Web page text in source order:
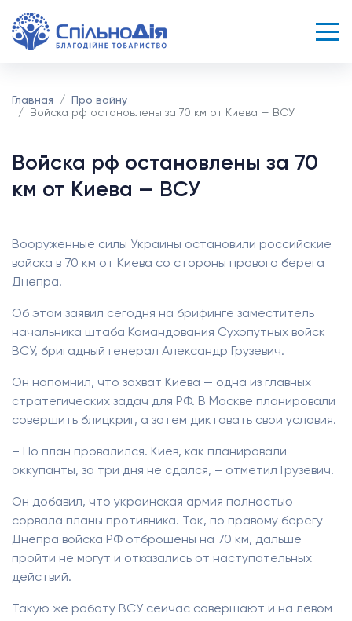
Главная
Про войну
Войска рф остановлены за 70 км от Киева — ВСУ
Войска рф остановлены за 70
км от Киева — ВСУ
Вооруженные силы Украины остановили российские
войска в 70 км от Киева со стороны правого берега
Днепра.
Об этом заявил сегодня на брифинге заместитель
начальника штаба Командования Сухопутных войск
ВСУ, бригадный генерал Александр Грузевич.
Он напомнил, что захват Киева — одна из главных
стратегических задач для РФ. В Москве планировали
совершить блицкриг, а затем диктовать свои условия.
– Но план провалился. Киев, как планировали
оккупанты, за три дня не сдался, – отметил Грузевич.
Он добавил, что украинская армия полностью
сорвала планы противника. Так, по правому берегу
Днепра войска РФ отброшены на 70 км, дальше
пройти не могут и отказались от наступательных
действий.
Такую же работу ВСУ сейчас совершают и на левом